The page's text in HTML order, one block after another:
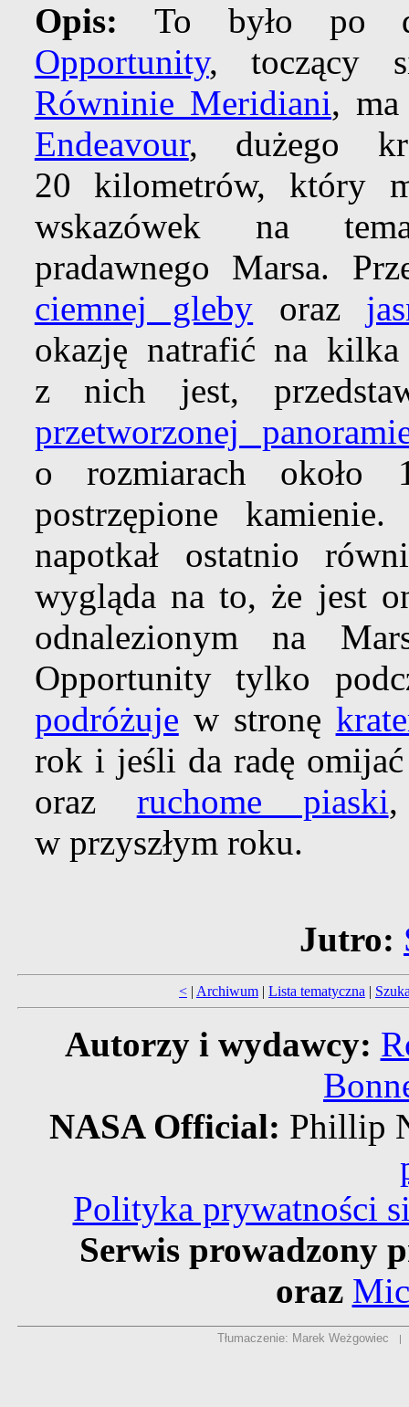
Opis: To było po
Opportunity, toczący
Równinie Meridiani,
Endeavour, dużego
20 kilometrów, który
wskazówek na
pradawnego Marsa.
ciemnej gleby oraz
okazję natrafić na
z nich jest,
przetworzonej
o rozmiarach około
postrzępione
napotkał ostatnio
wygląda na to, że jest
odnalezionym na
Opportunity tylko
podróżuje w stronę
rok i jeśli da radę
oraz ruchome piaski
w przyszłym roku.
Jutro:
< | Archiwum | Lista tematyczna |
Autorzy i wydawcy:
NASA Official: Phillip
Polityka prywatności
Serwis prowadzony
oraz
Tłumaczenie: Marek Weżgowiec